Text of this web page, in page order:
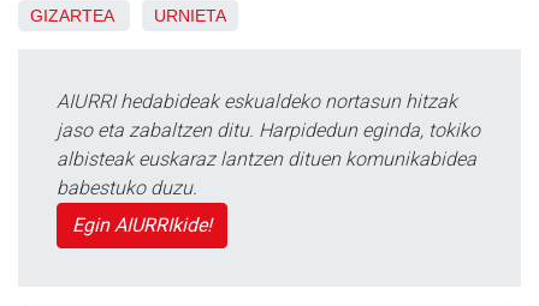
GIZARTEA URNIETA
AIURRI hedabideak eskualdeko nortasun hitzak
jaso eta zabaltzen ditu. Harpidedun eginda, tokiko
albisteak euskaraz lantzen dituen komunikabidea
babestuko duzu.
Egin AIURRIkide!